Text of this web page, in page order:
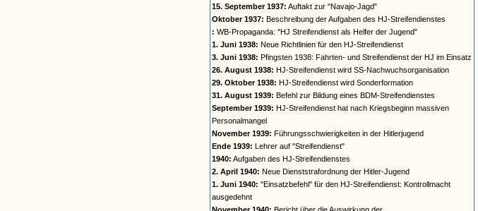
15. September 1937: Auftakt zur "Navajo-Jagd"
Oktober 1937: Beschreibung der Aufgaben des HJ-Streifendienstes
: WB-Propaganda: "HJ Streifendienst als Helfer der Jugend"
1. Juni 1938: Neue Richtlinien für den HJ-Streifendienst
3. Juni 1938: Pfingsten 1938: Fahrten- und Streifendienst der HJ im Einsatz
26. August 1938: HJ-Streifendienst wird SS-Nachwuchsorganisation
29. Oktober 1938: HJ-Streifendienst wird Sonderformation
31. August 1939: Befehl zur Bildung eines BDM-Streifendienstes
September 1939: HJ-Streifendienst hat nach Kriegsbeginn massiven
Personalmangel
November 1939: Führungsschwierigkeiten in der Hitlerjugend
Ende 1939: Lehrer auf "Streifendienst"
1940: Aufgaben des HJ-Streifendienstes
2. April 1940: Neue Dienststrafordnung der Hitler-Jugend
1. Juni 1940: "Einsatzbefehl" für den HJ-Streifendienst: Kontrollmacht
ausgedehnt